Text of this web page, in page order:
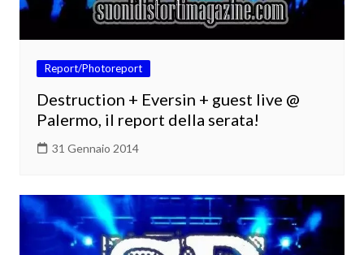
Report/Photoreport
Destruction + Eversin + guest live @
Palermo, il report della serata!
31 Gennaio 2014